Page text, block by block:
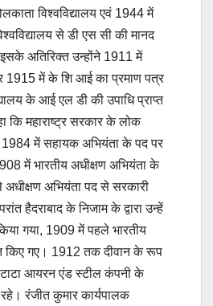
विश्वविद्यालय एवं 1944 में
से डी एस सी की मानद
अतिरिक्त उन्होंने 1911 में
1915 में के शि आई का प्रमाण पत्र
के आई एल डी की उपाधि प्राप्त
कि महाराष्ट्र सरकार के लोक
1984 में सहायक अभियंता के पद पर
में भारतीय अधीक्षण अभियंता के
अधीक्षण अभियंता पद से सरकारी
हैदराबाद के निजाम के द्वारा उन्हें
गया, 1909 में पहले भारतीय
किए गए। 1912 तक दीवान के रूप
आयरन एंड स्टील कंपनी के
रंजीत कुमार कार्यपालक